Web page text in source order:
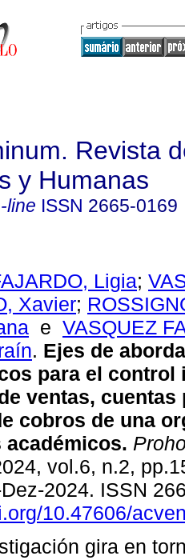
Revista
y Humanas
line ISSN 2665-0169
Ligia;
Xavier;
e VASQUEZ
. Ejes de
para el control
ventas, cuentas
cobros de una
vol.6, n.2,
2024. ISSN
10.47606/
gira en